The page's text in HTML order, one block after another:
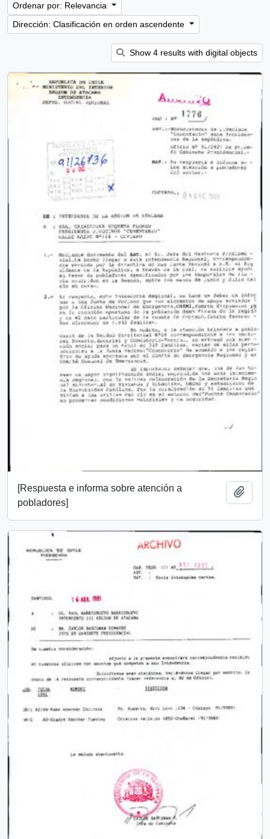
Ordenar por: Relevancia
Dirección: Clasificación en orden ascendente
Show 4 results with digital objects
[Respuesta e informa sobre atención a
pobladores]